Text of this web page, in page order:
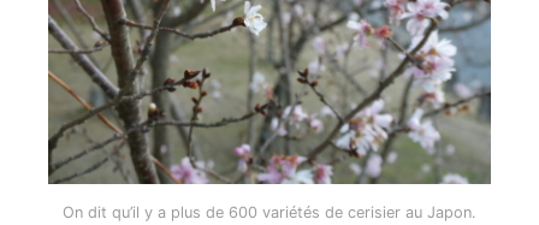
On dit qu’il y a plus de 600 variétés de cerisier au Japon.